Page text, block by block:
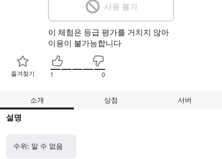
사용 불가
이 체험은 등급 평가를 거치지 않아
이용이 불가능합니다
즐겨찾기 1 0
소개 상점 서버
설명
수위: 알 수 없음